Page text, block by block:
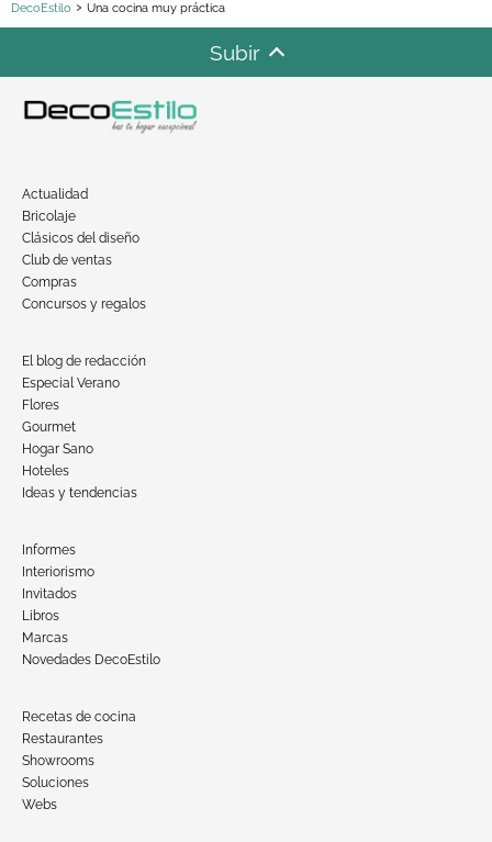
DecoEstilo Una cocina muy práctica
Subir
Actualidad
Bricolaje
Clásicos del diseño
Club de ventas
Compras
Concursos y regalos
El blog de redacción
Especial Verano
Flores
Gourmet
Hogar Sano
Hoteles
Ideas y tendencias
Informes
Interiorismo
Invitados
Libros
Marcas
Novedades DecoEstilo
Recetas de cocina
Restaurantes
Showrooms
Soluciones
Webs